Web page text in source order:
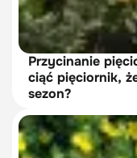
Przycinanie
ciąć pięciornik,
sezon?